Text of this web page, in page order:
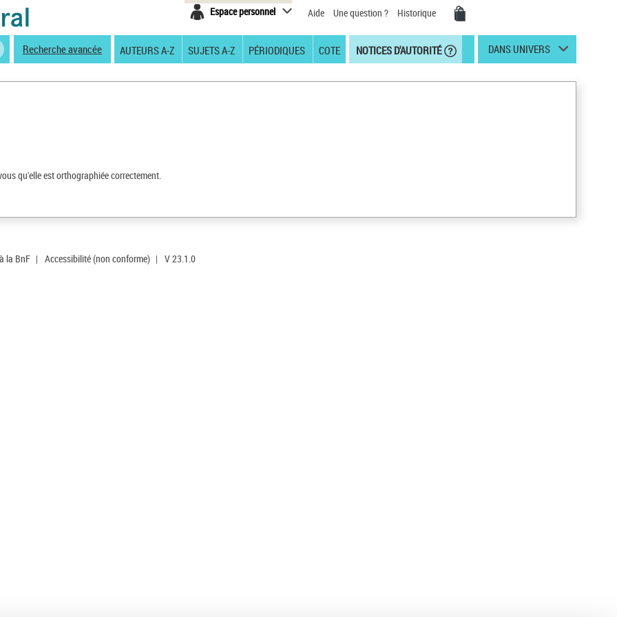
Espace personnel Aide Une question ? Historique
Recherche avancée AUTEURS A-Z SUJETS A-Z PÉRIODIQUES COTE NOTICES D'AUTORITÉ DANS UNIVERS
qu'elle est orthographiée correctement.
la BnF | Accessibilité (non conforme) | V 23.1.0